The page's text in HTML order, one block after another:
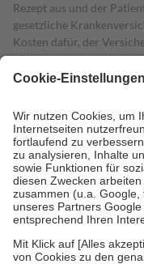
Rezept aus und der
gesetzliche
Kosten dafür, der
mit.
Grundsätzlich leisten
höchstens zehn Euro.
Es
Kosten der Leistung zu
Diese Regeln gelten
Bei Heilmitteln und
Zuzahlung zehn Prozent
Verordnung.
Um das Engagement der
stärken und die
fallenkeine Zuzahlungen